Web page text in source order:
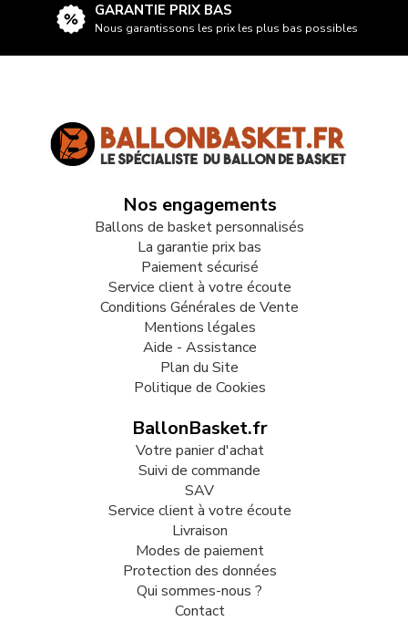
GARANTIE PRIX BAS
Nous garantissons les prix les plus bas possibles
Nos engagements
Ballons de basket personnalisés
La garantie prix bas
Paiement sécurisé
Service client à votre écoute
Conditions Générales de Vente
Mentions légales
Aide - Assistance
Plan du Site
Politique de Cookies
BallonBasket.fr
Votre panier d'achat
Suivi de commande
SAV
Service client à votre écoute
Livraison
Modes de paiement
Protection des données
Qui sommes-nous ?
Contact